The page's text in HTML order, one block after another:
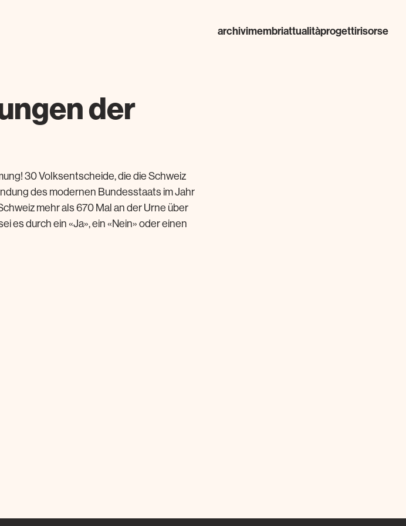
archivimembriattualitàprogettirisorse
der
30 Volksentscheide, die die Schweiz
des modernen Bundesstaats im Jahr
mehr als 670 Mal an der Urne über
es durch ein «Ja», ein «Nein» oder einen